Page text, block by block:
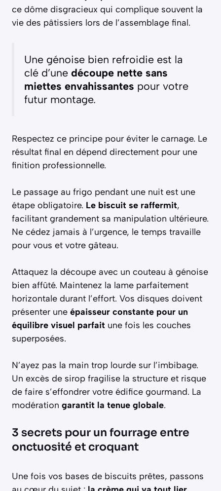
ce dôme disgracieux qui complique souvent la
vie des pâtissiers lors de l’assemblage final.
Une génoise bien refroidie est la
clé d’une découpe nette sans
miettes envahissantes pour votre
futur montage.
Respectez ce principe pour éviter le carnage. Le
résultat final en dépend directement pour une
finition professionnelle.
Le passage au frigo pendant une nuit est une
étape obligatoire. Le biscuit se raffermit,
facilitant grandement sa manipulation ultérieure.
Ne cédez jamais à l’urgence, le temps travaille
pour vous et votre gâteau.
Attaquez la découpe avec un couteau à génoise
bien affûté. Maintenez la lame parfaitement
horizontale durant l’effort. Vos disques doivent
présenter une épaisseur constante pour un
équilibre visuel parfait une fois les couches
superposées.
N’ayez pas la main trop lourde sur l’imbibage.
Un excès de sirop fragilise la structure et risque
de faire s’effondrer votre édifice gourmand. La
modération garantit la tenue globale.
3 secrets pour un fourrage entre
onctuosité et croquant
Une fois vos bases de biscuits prêtes, passons